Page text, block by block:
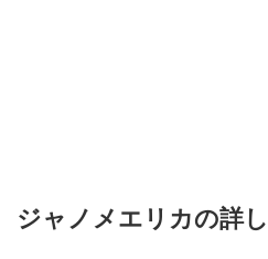
ジャノメエリカの詳